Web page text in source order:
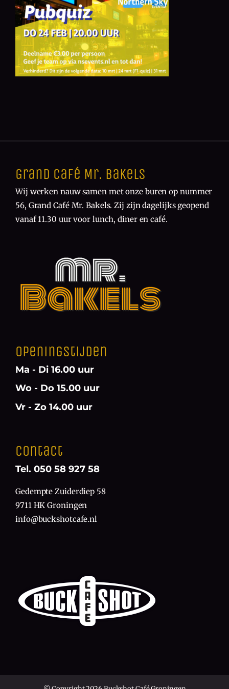
Grand Café Mr. Bakels
Wij werken nauw samen met onze buren op nummer
56, Grand Café Mr. Bakels. Zij zijn dagelijks geopend
vanaf 11.30 uur voor lunch, diner en café.
Openingstijden
Ma - Di 16.00 uur
Wo - Do 15.00 uur
Vr - Zo 14.00 uur
Contact
Tel. 050 58 927 58
Gedempte Zuiderdiep 58
9711 HK Groningen
info@buckshotcafe.nl